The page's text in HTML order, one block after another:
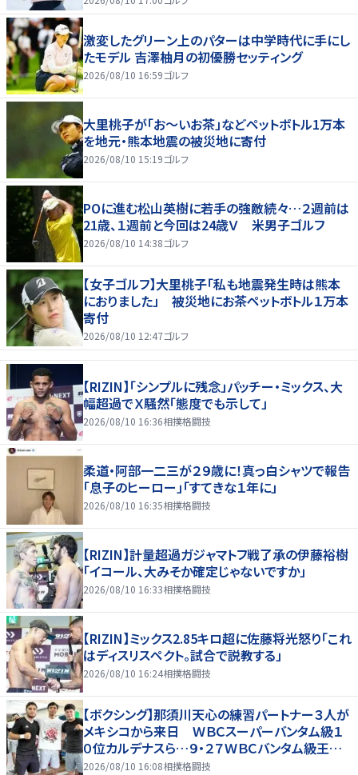
激変したグリーン上のパターは中学時代に手にし
たモデル 吉澤柚月の初優勝セッティング
2026/08/10 16:59ゴルフ
大里桃子が「お～いお茶」などペットボトル1万本
を地元・熊本地震の被災地に寄付
2026/08/10 15:19ゴルフ
POに進む松山英樹に若手の強敵続々…２週前は
21歳、１週前と今回は24歳Ｖ 米男子ゴルフ
2026/08/10 14:38ゴルフ
【女子ゴルフ】大里桃子「私も地震発生時は熊本
におりました」 被災地にお茶ペットボトル１万本
寄付
2026/08/10 12:47ゴルフ
【RIZIN】「シンプルに残念」パッチー・ミックス、大
幅超過でＸ騒然「態度でも示して」
2026/08/10 16:36相撲格闘技
柔道・阿部一二三が２９歳に！真っ白シャツで報告
「息子のヒーロー」「すてきな１年に」
2026/08/10 16:35相撲格闘技
【RIZIN】計量超過ガジャマトフ戦了承の伊藤裕樹
「イコール、大みそか確定じゃないですか」
2026/08/10 16:33相撲格闘技
【RIZIN】ミックス2.85キロ超に佐藤将光怒り「これ
はディスリスペクト。試合で説教する」
2026/08/10 16:24相撲格闘技
【ボクシング】那須川天心の練習パートナー３人が
メキシコから来日 ＷＢＣスーパーバンタム級１
０位カルデナスら…９・２７ＷＢＣバンタム級王者・
井上拓真と再戦
2026/08/10 16:08相撲格闘技